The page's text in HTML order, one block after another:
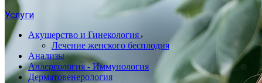
Услуги
Акушерство и Гинекология
Лечение женского бесплодия
Анализы
Аллергология - Иммунология
Дерматовенерология